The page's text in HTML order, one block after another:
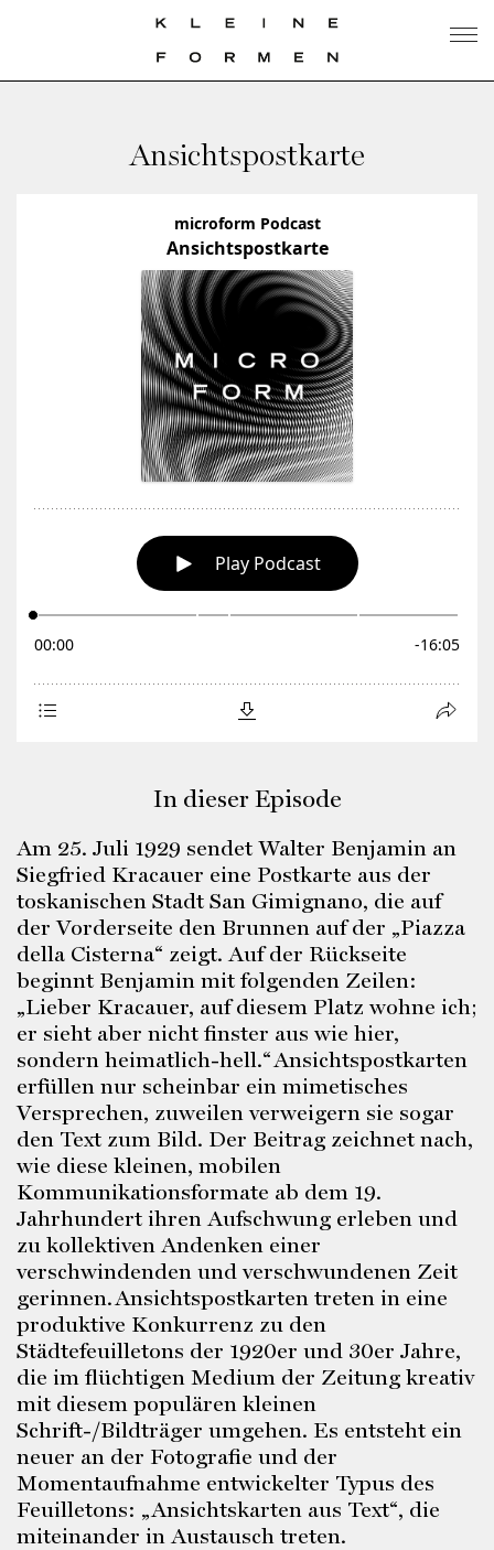
Ansichtspostkarte
In dieser Episode
Am 25. Juli 1929 sendet Walter Benjamin an
Siegfried Kracauer eine Postkarte aus der
toskanischen Stadt San Gimignano, die auf
der Vorderseite den Brunnen auf der „Piazza
della Cisterna“ zeigt. Auf der Rückseite
beginnt Benjamin mit folgenden Zeilen:
„Lieber Kracauer, auf diesem Platz wohne ich;
er sieht aber nicht finster aus wie hier,
sondern heimatlich-hell.“Ansichtspostkarten
erfüllen nur scheinbar ein mimetisches
Versprechen, zuweilen verweigern sie sogar
den Text zum Bild. Der Beitrag zeichnet nach,
wie diese kleinen, mobilen
Kommunikationsformate ab dem 19.
Jahrhundert ihren Aufschwung erleben und
zu kollektiven Andenken einer
verschwindenden und verschwundenen Zeit
gerinnen.Ansichtspostkarten treten in eine
produktive Konkurrenz zu den
Städtefeuilletons der 1920er und 30er Jahre,
die im flüchtigen Medium der Zeitung kreativ
mit diesem populären kleinen
Schrift-/Bildträger umgehen. Es entsteht ein
neuer an der Fotografie und der
Momentaufnahme entwickelter Typus des
Feuilletons: „Ansichtskarten aus Text“, die
miteinander in Austausch treten.